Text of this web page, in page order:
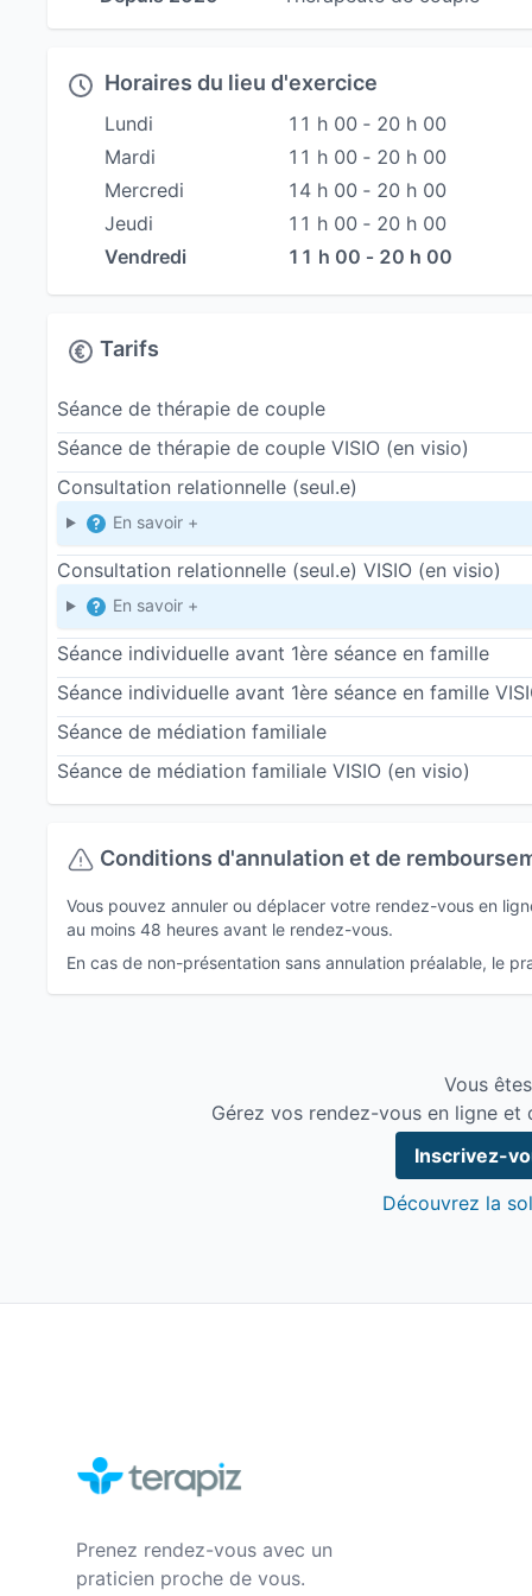
Découvrez ma chronique radio sur le
Horaires du lieu d'exercice
Lundi
11 h 00 ‐ 20 h 00
Mardi
11 h 00 ‐ 20 h 00
Mercredi
14 h 00 ‐ 20 h 00
Jeudi
11 h 00 ‐ 20 h 00
Vendredi
11 h 00 ‐ 20 h 00
Tarifs
Séance de thérapie de couple
Séance de thérapie de couple VISIO (en visio)
Consultation relationnelle (seul.e)
En savoir +
Consultation relationnelle (seul.e) VISIO (en visio)
En savoir +
Séance individuelle avant 1ère séance en famille
Séance individuelle avant 1ère séance en famille
Séance de médiation familiale
Séance de médiation familiale VISIO (en visio)
Conditions d'annulation et de
Vous pouvez annuler ou déplacer votre rendez-vous en
au moins 48 heures avant le rendez-vous.
En cas de non-présentation sans annulation préalable, le
Vous
Gérez vos rendez-vous en ligne
Inscrivez-
Découvrez la
Prenez rendez-vous avec un
praticien proche de vous.